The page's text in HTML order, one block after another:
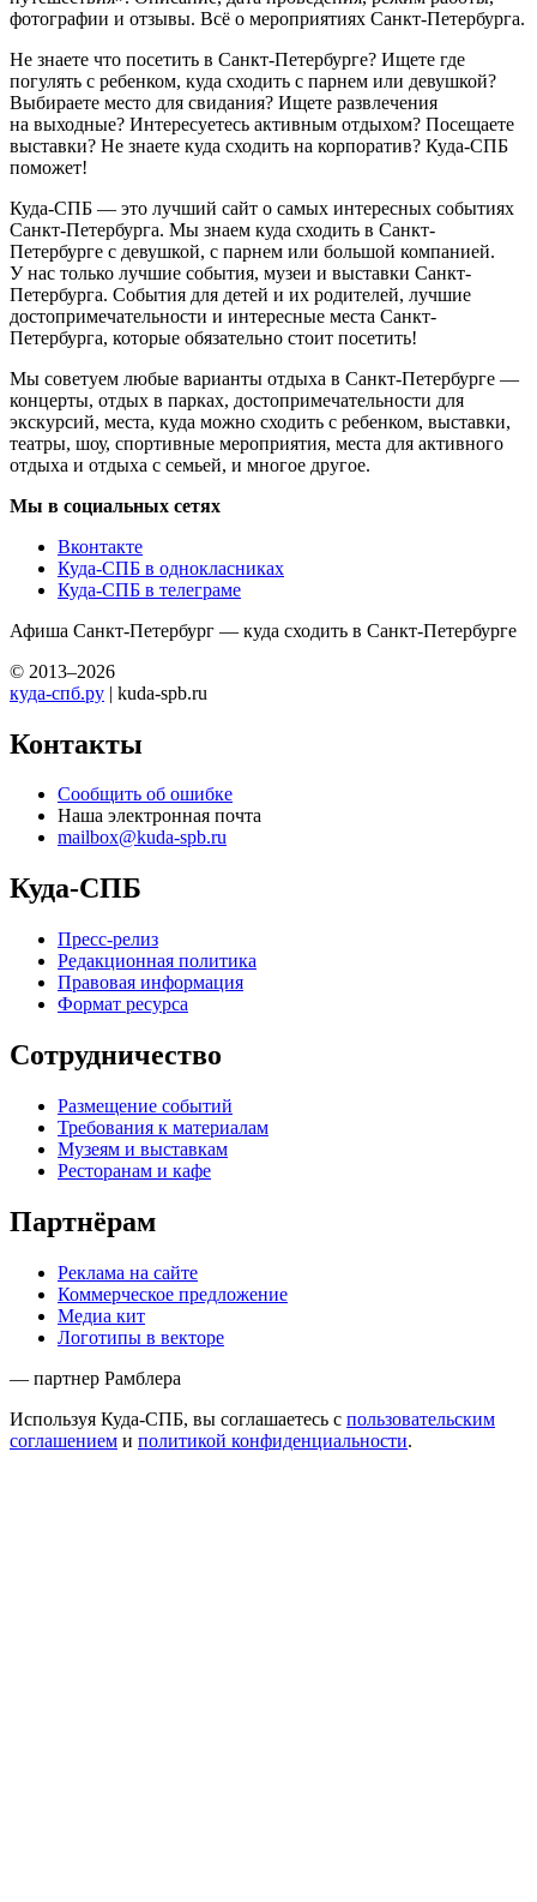
фотографии и отзывы. Всё о мероприятиях Санкт-Петербурга.
Не знаете что посетить в Санкт-Петербурге? Ищете где
погулять с ребенком, куда сходить с парнем или девушкой?
Выбираете место для свидания? Ищете развлечения
на выходные? Интересуетесь активным отдыхом? Посещаете
выставки? Не знаете куда сходить на корпоратив? Куда-СПБ
поможет!
Куда-СПБ — это лучший сайт о самых интересных событиях
Санкт-Петербурга. Мы знаем куда сходить в Санкт-
Петербурге с девушкой, с парнем или большой компанией.
У нас только лучшие события, музеи и выставки Санкт-
Петербурга. События для детей и их родителей, лучшие
достопримечательности и интересные места Санкт-
Петербурга, которые обязательно стоит посетить!
Мы советуем любые варианты отдыха в Санкт-Петербурге —
концерты, отдых в парках, достопримечательности для
экскурсий, места, куда можно сходить с ребенком, выставки,
театры, шоу, спортивные мероприятия, места для активного
отдыха и отдыха с семьей, и многое другое.
Мы в социальных сетях
Вконтакте
Куда-СПБ в однокласниках
Куда-СПБ в телеграме
Афиша Санкт-Петербург — куда сходить в Санкт-Петербурге
© 2013–2026
куда-спб.ру | kuda-spb.ru
Контакты
Сообщить об ошибке
Наша электронная почта
mailbox@kuda-spb.ru
Куда-СПБ
Пресс-релиз
Редакционная политика
Правовая информация
Формат ресурса
Сотрудничество
Размещение событий
Требования к материалам
Музеям и выставкам
Ресторанам и кафе
Партнёрам
Реклама на сайте
Коммерческое предложение
Медиа кит
Логотипы в векторе
— партнер Рамблера
Используя Куда-СПБ, вы соглашаетесь с пользовательским
соглашением и политикой конфиденциальности.